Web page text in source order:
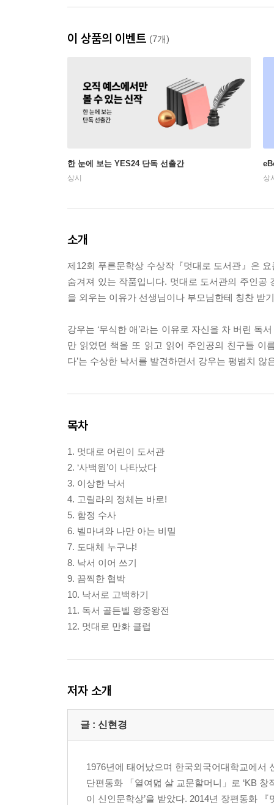
이 상품의 이벤트 (7개)
한 눈에 보는 YES24 단독 선출간
상시 상
소개
제12회 푸른문학상 수상작『멋대로 도서관』은
숨겨져 있는 작품입니다. 멋대로 도서관의 주인
을 외우는 이유가 선생님이나 부모님한테 칭찬 받
강우는 ‘무식한 애’라는 이유로 자신을 차 버린
만 읽었던 책을 또 읽고 읽어 주인공의 친구들 이
다’는 수상한 낙서를 발견하면서 강우는 평범치 않
목차
1. 멋대로 어린이 도서관
2. ‘사백원’이 나타났다
3. 이상한 낙서
4. 고릴라의 정체는 바로!
5. 함정 수사
6. 벨마녀와 나만 아는 비밀
7. 도대체 누구냐!
8. 낙서 이어 쓰기
9. 끔찍한 협박
10. 낙서로 고백하기
11. 독서 골든벨 왕중왕전
12. 멋대로 만화 클럽
저자 소개
글 : 신현경
1976년에 태어났으며 한국외국어대학교에서
단편동화 「열여덟 살 교문할머니」로 ‘KB
이 신인문학상’을 받았다. 2014년 장편동화